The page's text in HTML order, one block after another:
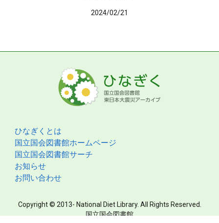
2024/02/21
ひなぎくとは
国立国会図書館ホームページ
国立国会図書館サーチ
お知らせ
お問い合わせ
Copyright © 2013- National Diet Library. All Rights Reserved.